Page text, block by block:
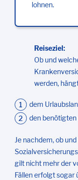
lohnen.
Reiseziel:
Ob und
werden,
dem
den
Je nachdem, ob
gilt nicht mehr der
Fällen erfolgt sogar